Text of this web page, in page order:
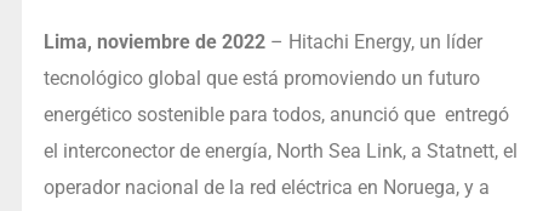
Lima, noviembre de 2022 – Hitachi Energy, un líder
tecnológico global que está promoviendo un futuro
energético sostenible para todos, anunció que entregó
el interconector de energía, North Sea Link, a Statnett, el
operador nacional de la red eléctrica en Noruega, y a